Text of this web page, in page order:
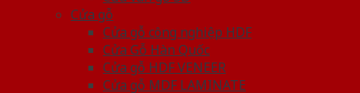
Cửa gỗ
Cửa gỗ công nghiệp HDF
Cửa Gỗ Hàn Quốc
Cửa gỗ HDF VENEER
Cửa gỗ MDF LAMINATE